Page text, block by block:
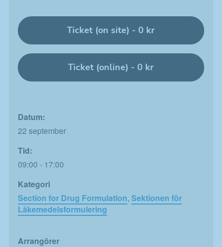
Ticket (on site) - 0 kr
Ticket (online) - 0 kr
Datum:
22 september
Tid:
09:00 - 17:00
Kategori
Section for Drug Formulation, Sektionen för
Läkemedelsformulering
Arrangörer